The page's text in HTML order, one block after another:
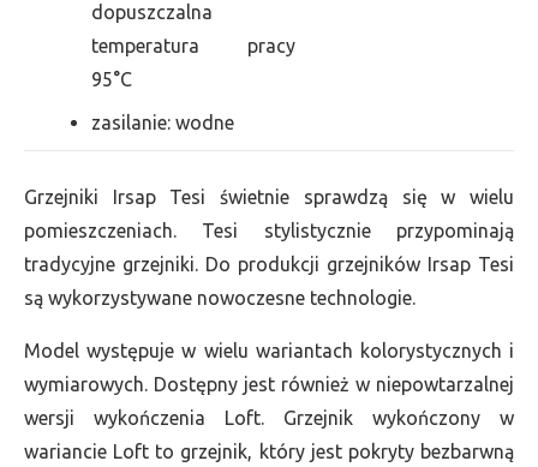
dopuszczalna
temperatura pracy
95°C
zasilanie: wodne
Grzejniki Irsap Tesi świetnie sprawdzą się w wielu
pomieszczeniach. Tesi stylistycznie przypominają
tradycyjne grzejniki. Do produkcji grzejników Irsap Tesi
są wykorzystywane nowoczesne technologie.
Model występuje w wielu wariantach kolorystycznych i
wymiarowych. Dostępny jest również w niepowtarzalnej
wersji wykończenia Loft. Grzejnik wykończony w
wariancie Loft to grzejnik, który jest pokryty bezbarwną